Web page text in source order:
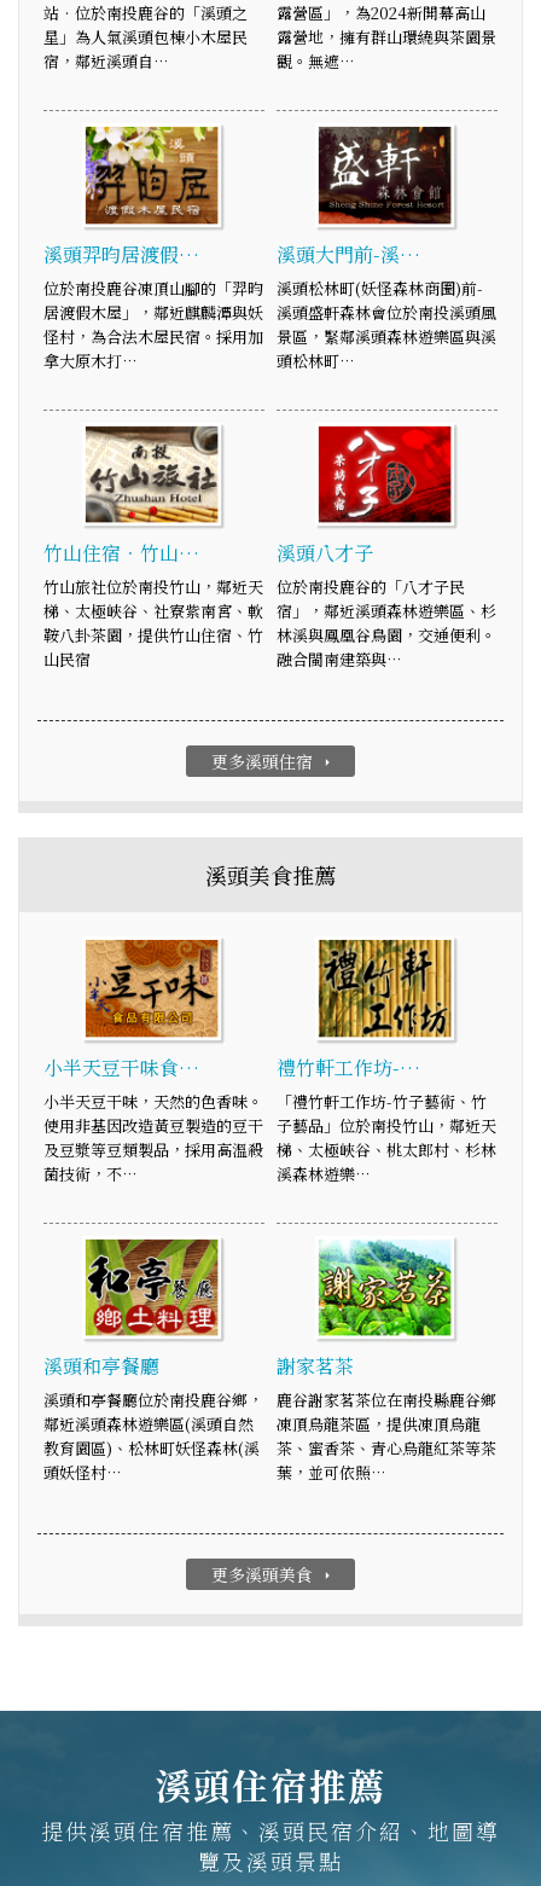
站‧位於南投鹿谷的「溪頭之
星」為人氣溪頭包棟小木屋民
宿，鄰近溪頭自…
露營區」，為2024新開幕高山
露營地，擁有群山環繞與茶園景
觀。無遮…
溪頭羿昀居渡假…
位於南投鹿谷凍頂山腳的「羿昀
居渡假木屋」，鄰近麒麟潭與妖
怪村，為合法木屋民宿。採用加
拿大原木打…
溪頭大門前-溪…
溪頭松林町(妖怪森林商圈)前-
溪頭盛軒森林會位於南投溪頭風
景區，緊鄰溪頭森林遊樂區與溪
頭松林町…
竹山住宿．竹山…
竹山旅社位於南投竹山，鄰近天
梯、太極峽谷、社寮紫南宮、軟
鞍八卦茶園，提供竹山住宿、竹
山民宿
溪頭八才子
位於南投鹿谷的「八才子民
宿」，鄰近溪頭森林遊樂區、杉
林溪與鳳凰谷鳥園，交通便利。
融合閩南建築與…
更多溪頭住宿 arrow_right
溪頭美食推薦
小半天豆干味食…
小半天豆干味，天然的色香味。
使用非基因改造黃豆製造的豆干
及豆漿等豆類製品，採用高溫殺
菌技術，不…
禮竹軒工作坊-…
「禮竹軒工作坊-竹子藝術、竹
子藝品」位於南投竹山，鄰近天
梯、太極峽谷、桃太郎村、杉林
溪森林遊樂…
溪頭和亭餐廳
溪頭和亭餐廳位於南投鹿谷鄉，
鄰近溪頭森林遊樂區(溪頭自然
教育園區)、松林町妖怪森林(溪
頭妖怪村…
謝家茗茶
鹿谷謝家茗茶位在南投縣鹿谷鄉
凍頂烏龍茶區，提供凍頂烏龍
茶、蜜香茶、青心烏龍紅茶等茶
葉，並可依照…
更多溪頭美食 arrow_right
溪頭住宿推薦
提供溪頭住宿推薦、溪頭民宿介紹、地圖導
覽及溪頭景點